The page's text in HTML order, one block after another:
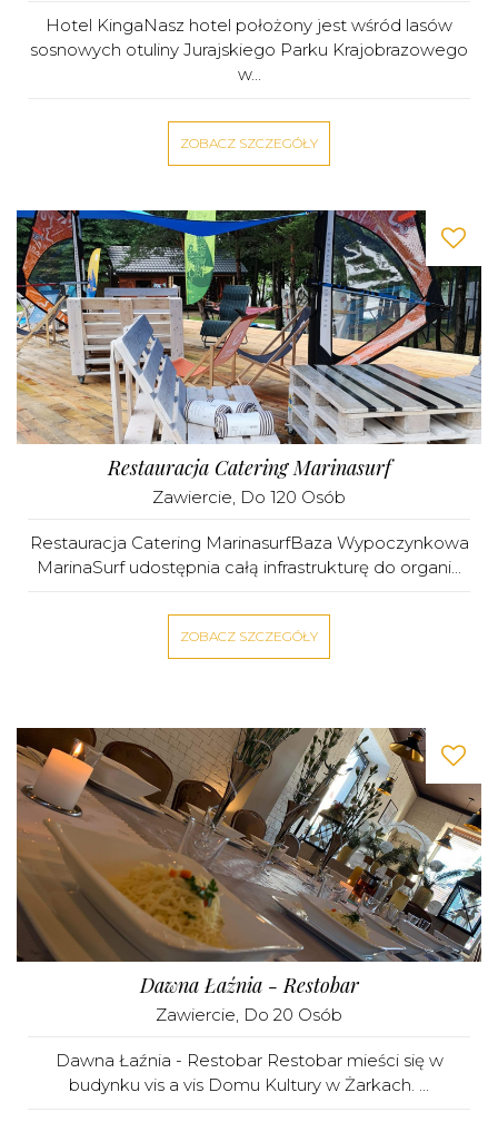
Hotel KingaNasz hotel położony jest wśród lasów
sosnowych otuliny Jurajskiego Parku Krajobrazowego
w...
ZOBACZ SZCZEGÓŁY
Restauracja Catering Marinasurf
Zawiercie, Do 120 Osób
Restauracja Catering MarinasurfBaza Wypoczynkowa
MarinaSurf udostępnia całą infrastrukturę do organi...
ZOBACZ SZCZEGÓŁY
Dawna Łaźnia - Restobar
Zawiercie, Do 20 Osób
Dawna Łaźnia - Restobar Restobar mieści się w
budynku vis a vis Domu Kultury w Żarkach. ...